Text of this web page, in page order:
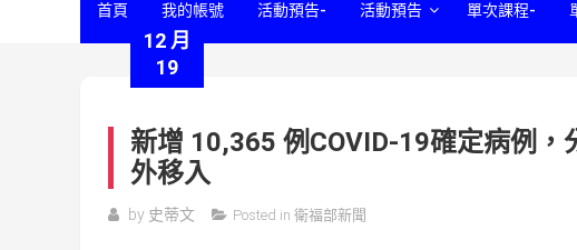
首頁 我的帳號 活動預告- 活動預告 單次課程-
12 月
19
新增 10,365 例COVID-19確定病例
外移入
by 史蒂文 Posted in 衛福部新聞